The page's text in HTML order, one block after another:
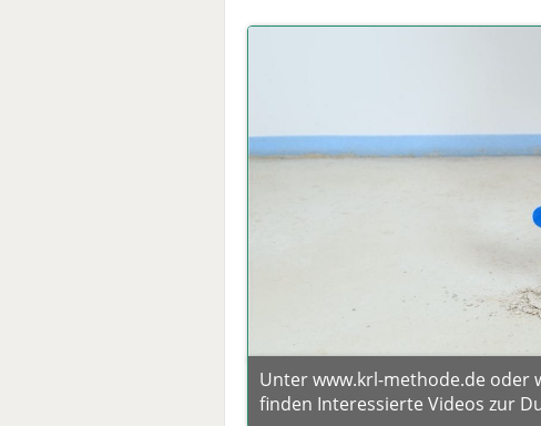
Unter www.krl-methode.de oder
finden Interessierte Videos zur